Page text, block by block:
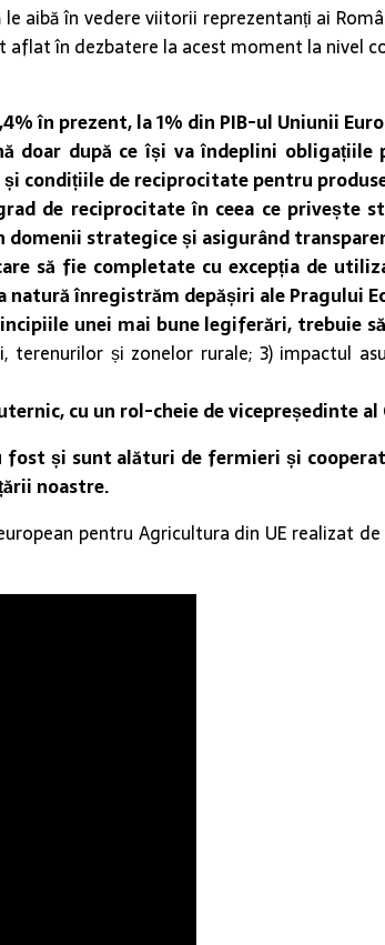
aibă în vedere viitorii reprezentanți ai
în dezbatere la acest moment la nivel
în prezent, la 1% din PIB-ul Uniunii
doar după ce își va îndeplini
condițiile de reciprocitate pentru
de reciprocitate în ceea ce privește
strategice și asigurând
să fie completate cu excepția de
înregistrăm depășiri ale Pragului
unei mai bune legiferări, trebuie
și zonelor rurale; 3) impactul
cu un rol-cheie de vicepreședinte al
și sunt alături de fermieri și
noastre.
pentru Agricultura din UE realizat